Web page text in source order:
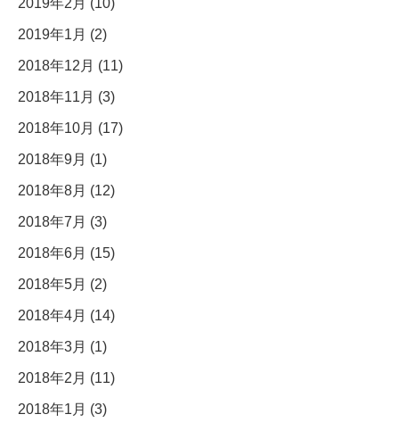
2019年2月 (10)
2019年1月 (2)
2018年12月 (11)
2018年11月 (3)
2018年10月 (17)
2018年9月 (1)
2018年8月 (12)
2018年7月 (3)
2018年6月 (15)
2018年5月 (2)
2018年4月 (14)
2018年3月 (1)
2018年2月 (11)
2018年1月 (3)